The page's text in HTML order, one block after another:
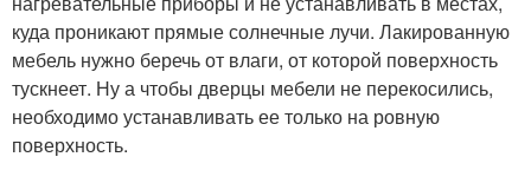
куда проникают прямые солнечные лучи. Лакированную
мебель нужно беречь от влаги, от которой поверхность
тускнеет. Ну а чтобы дверцы мебели не перекосились,
необходимо устанавливать ее только на ровную
поверхность.